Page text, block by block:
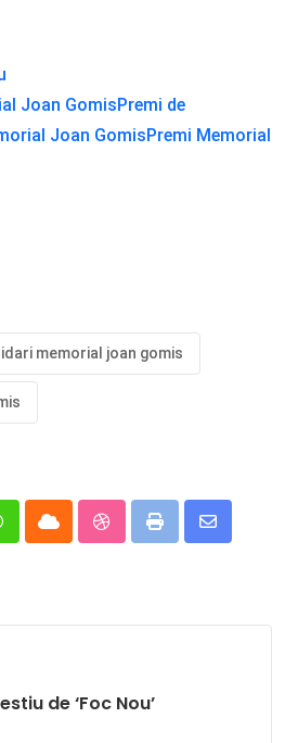
Joan GomisPremi de
Joan GomisPremi Memorial
memorial joan gomis
Cloud StumbleUpon
Print
Share
de ‘Foc Nou’